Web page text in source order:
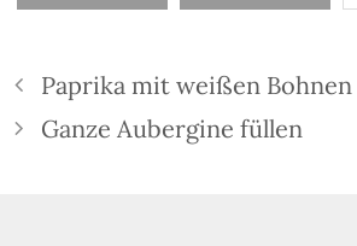
Paprika mit weißen
Ganze Aubergine füllen